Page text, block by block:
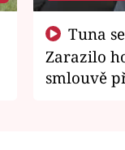
Zarazilo
smlouvě